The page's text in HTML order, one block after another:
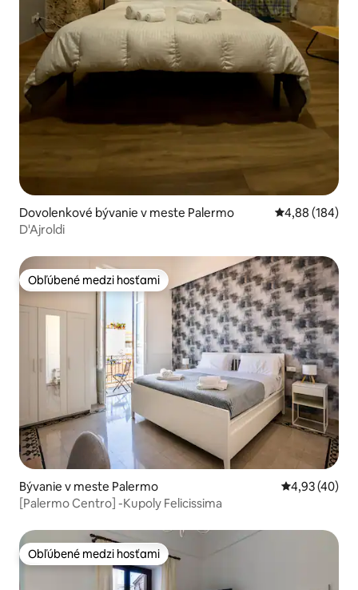
Dovolenkové bývanie v meste Palermo Priemerné
4,88 (184)
D'Ajroldi
Obľúbené medzi hosťami
Obľúbené medzi hosťami
Bývanie v meste Palermo Priemerné
4,93 (40)
[Palermo Centro] -Kupoly Felicissima
Obľúbené medzi hosťami
Obľúbené medzi hosťami